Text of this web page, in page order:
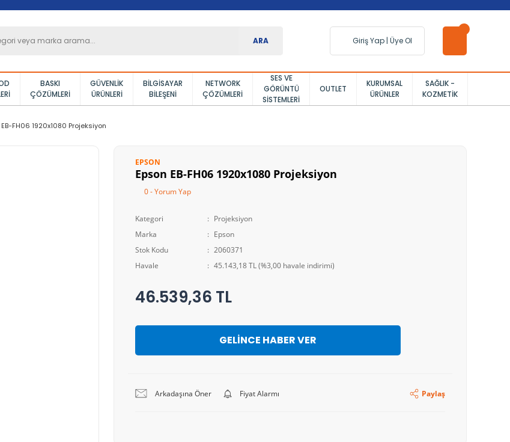
ARA Giriş Yap | Üye Ol
BASKI
ÇÖZÜMLERI
GÜVENLIK
ÜRÜNLERI
BILGISAYAR
BILEŞENI
NETWORK
ÇÖZÜMLERI
SES VE
GÖRÜNTÜ
SISTEMLERI
OUTLET
KURUMSAL
ÜRÜNLER
SAĞLIK -
KOZMETIK
FH06 1920x1080 Projeksiyon
EPSON
Epson EB-FH06 1920x1080 Projeksiyon
0 - Yorum Yap
Kategori
Projeksiyon
Marka
Epson
Stok Kodu
2060371
Havale
45.143,18 TL (%3,00 havale indirimi)
46.539,36 TL
GELİNCE HABER VER
Arkadaşına Öner Fiyat Alarmı Paylaş